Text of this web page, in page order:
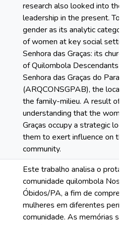
research also looked into
leadership in the present. To
gender as its analytic
of women at key social
Senhora das Graças: its
of Quilombola Descendants
Senhora das Graças do
(ARQCONSGPAB), the
the family-milieu. A result of
understanding that the
Graças occupy a strategic
them to exert influence on
community.
Este trabalho analisa o
comunidade quilombola
Óbidos/PA, a fim de
mulheres em diferentes
comunidade. As memórias